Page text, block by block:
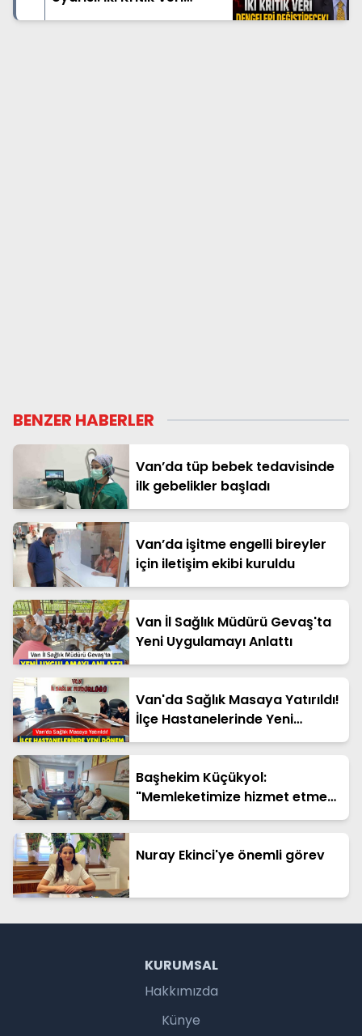
Dengeleri Değiştirecek!
BENZER HABERLER
Van’da tüp bebek tedavisinde
ilk gebelikler başladı
Van’da işitme engelli bireyler
için iletişim ekibi kuruldu
Van İl Sağlık Müdürü Gevaş'ta
Yeni Uygulamayı Anlattı
Van'da Sağlık Masaya Yatırıldı!
İlçe Hastanelerinde Yeni
Dönem
Başhekim Küçükyol:
"Memleketimize hizmet etmek
benim için büyük bir onurdur"
Nuray Ekinci'ye önemli görev
KURUMSAL
Hakkımızda
Künye